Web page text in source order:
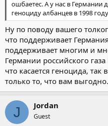
ошбаетес. А у нас в Германии
геноциду албанцев в 1998
Ну по поводу вашего
что поддерживает
поддерживает многим и
Германии российского
что касается геноцида,
только то, что вам выгодно.
J Jordan
Guest